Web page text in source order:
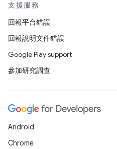
支援服務
回報平台錯誤
回報說明文件錯誤
Google Play support
參加研究調查
Android
Chrome